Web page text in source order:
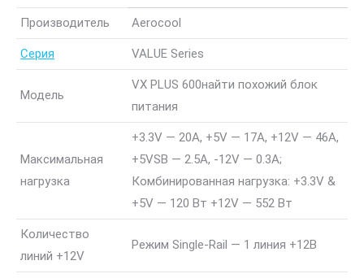
Производитель Aerocool
Серия VALUE Series
Модель
VX PLUS 600найти похожий блок
питания
Максимальная
нагрузка
+3.3V — 20A, +5V — 17A, +12V — 46A,
+5VSB — 2.5A, -12V — 0.3A;
Комбинированная нагрузка: +3.3V &
+5V — 120 Вт +12V — 552 Вт
Количество
линий +12V
Режим Single-Rail — 1 линия +12В